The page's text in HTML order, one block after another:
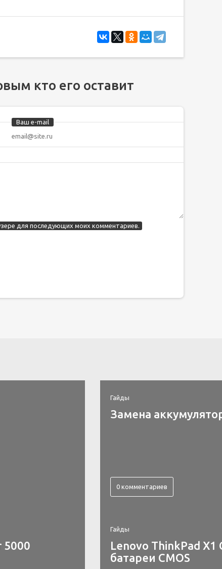
кто его оставит
Ваш e-mail
для последующих моих комментариев.
Гайды
Замена
0 комментариев
5000
Гайды
Lenovo ThinkPad
батареи CMOS